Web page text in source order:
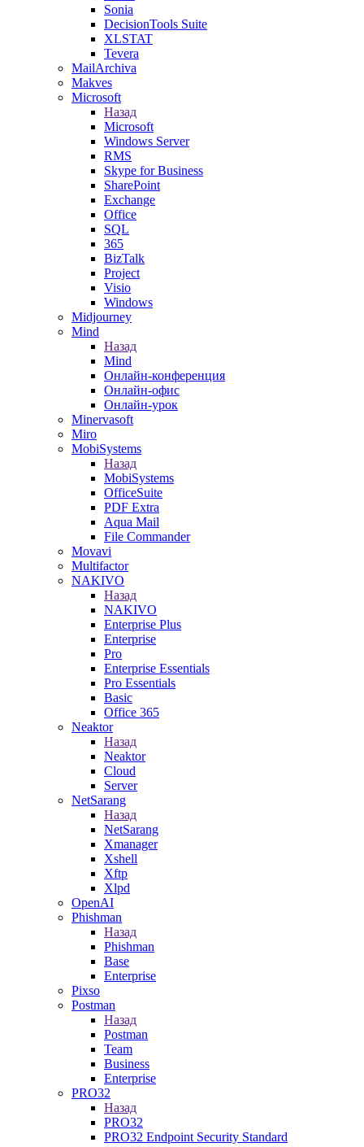
Sonia
DecisionTools Suite
XLSTAT
Tevera
MailArchiva
Makves
Microsoft
Назад
Microsoft
Windows Server
RMS
Skype for Business
SharePoint
Exchange
Office
SQL
365
BizTalk
Project
Visio
Windows
Midjourney
Mind
Назад
Mind
Онлайн-конференция
Онлайн-офис
Онлайн-урок
Minervasoft
Miro
MobiSystems
Назад
MobiSystems
OfficeSuite
PDF Extra
Aqua Mail
File Commander
Movavi
Multifactor
NAKIVO
Назад
NAKIVO
Enterprise Plus
Enterprise
Pro
Enterprise Essentials
Pro Essentials
Basic
Office 365
Neaktor
Назад
Neaktor
Cloud
Server
NetSarang
Назад
NetSarang
Xmanager
Xshell
Xftp
Xlpd
OpenAI
Phishman
Назад
Phishman
Base
Enterprise
Pixso
Postman
Назад
Postman
Team
Business
Enterprise
PRO32
Назад
PRO32
PRO32 Endpoint Security Standard